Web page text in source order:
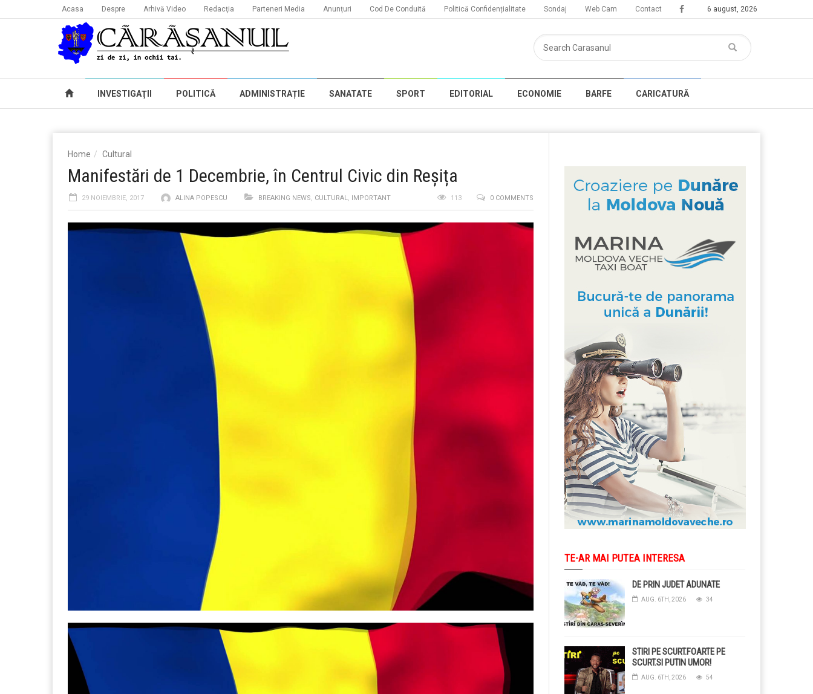
6 august, 2026
Acasa Despre Arhivă Video Redacţia Parteneri Media Anunțuri Cod De Conduită Politică Confidențialitate Sondaj Web Cam Contact
INVESTIGAŢII POLITICĂ ADMINISTRAȚIE SANATATE SPORT EDITORIAL ECONOMIE BARFE CARICATURĂ
Home Cultural
Manifestări de 1 Decembrie, în Centrul Civic din Reșița
29 NOIEMBRIE, 2017 ALINA POPESCU BREAKING NEWS, CULTURAL, IMPORTANT 0 COMMENTS
113
TE-AR MAI PUTEA INTERESA
DE PRIN JUDET ADUNATE
AUG. 6TH, 2026 34
STIRI PE SCURT.FOARTE PE
SCURT.SI PUTIN UMOR!
AUG. 6TH, 2026 54